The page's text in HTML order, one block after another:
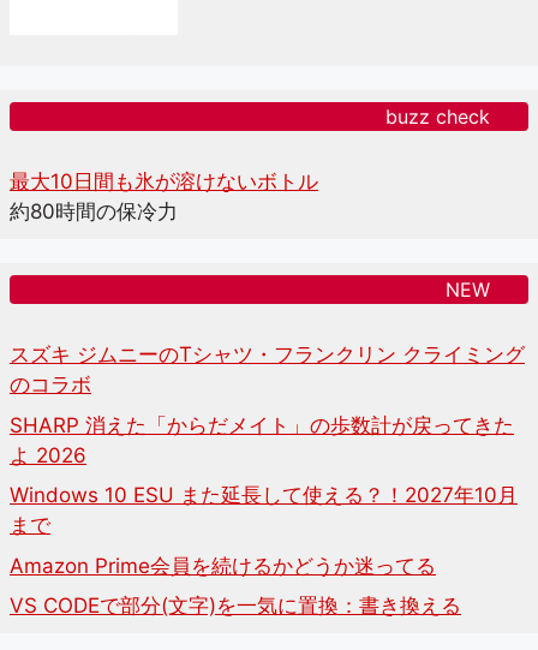
buzz check
最大10日間も氷が溶けないボトル
約80時間の保冷力
NEW
スズキ ジムニーのTシャツ・フランクリン クライミング
のコラボ
SHARP 消えた「からだメイト」の歩数計が戻ってきた
よ 2026
Windows 10 ESU また延長して使える？！2027年10月
まで
Amazon Prime会員を続けるかどうか迷ってる
VS CODEで部分(文字)を一気に置換：書き換える